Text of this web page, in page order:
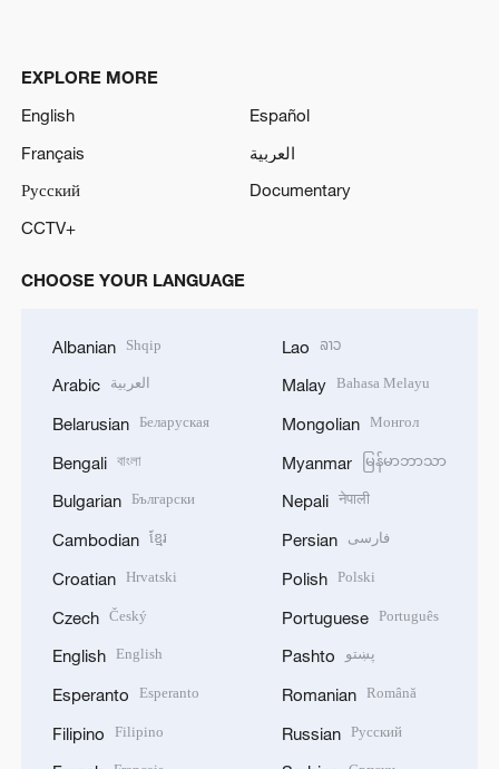
EXPLORE MORE
English
Español
Français
العربية
Русский
Documentary
CCTV+
CHOOSE YOUR LANGUAGE
Albanian Shqip
Arabic العربية
Belarusian Беларуская
Bengali বাংলা
Bulgarian Български
Cambodian ខ្មែរ
Croatian Hrvatski
Czech Český
English English
Esperanto Esperanto
Filipino Filipino
Lao ລາວ
Malay Bahasa Melayu
Mongolian Монгол
Myanmar မြန်မာဘာသာ
Nepali नेपाली
Persian فارسی
Polish Polski
Portuguese Português
Pashto پښتو
Romanian Română
Russian Русский